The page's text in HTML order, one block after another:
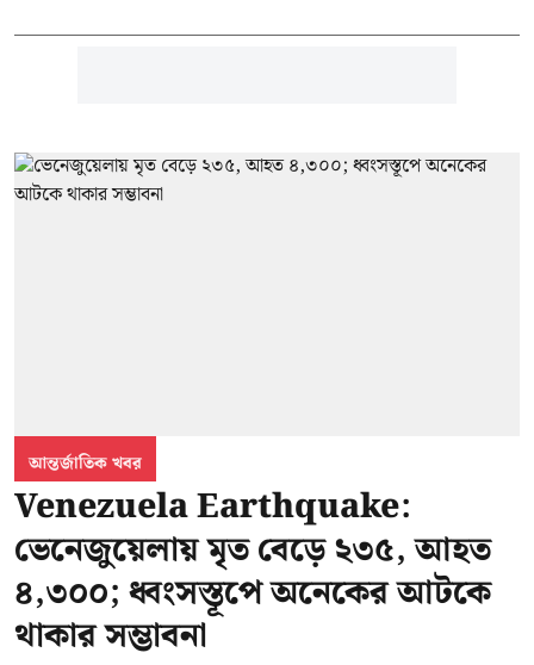
আন্তর্জাতিক খবর
Venezuela Earthquake:
ভেনেজুয়েলায় মৃত বেড়ে ২৩৫, আহত
৪,৩০০; ধ্বংসস্তূপে অনেকের আটকে
থাকার সম্ভাবনা